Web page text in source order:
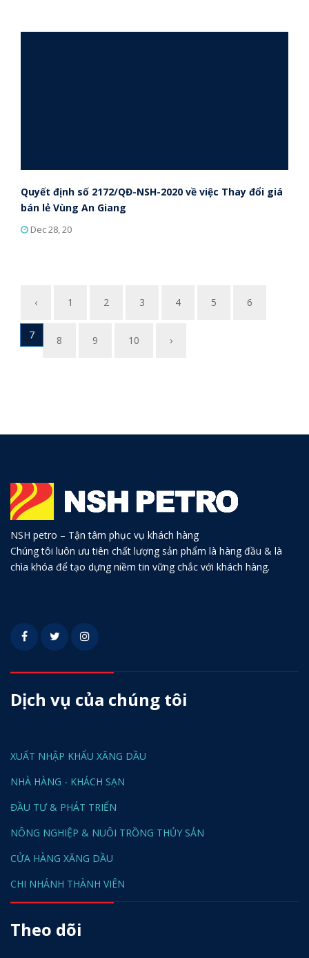
Quyết định số 2172/QĐ-NSH-2020 về việc Thay đổi giá
bán lẻ Vùng An Giang
Dec 28, 20
‹ 1 2 3 4 5 6
7 8 9 10 ›
NSH petro – Tận tâm phục vụ khách hàng
Chúng tôi luôn ưu tiên chất lượng sản phẩm là hàng đầu & là
chìa khóa để tạo dựng niềm tin vững chắc với khách hàng.
Dịch vụ của chúng tôi
XUẤT NHẬP KHẨU XĂNG DẦU
NHÀ HÀNG - KHÁCH SẠN
ĐẦU TƯ & PHÁT TRIỂN
NÔNG NGHIỆP & NUÔI TRỒNG THỦY SẢN
CỬA HÀNG XĂNG DẦU
CHI NHÁNH THÀNH VIÊN
Theo dõi